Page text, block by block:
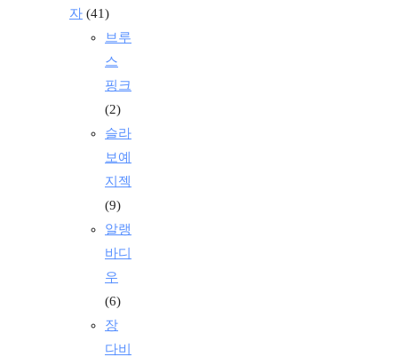
자 (41)
브루
스
핑크
(2)
슬라
보예
지젝
(9)
알랭
바디
우
(6)
장
다비